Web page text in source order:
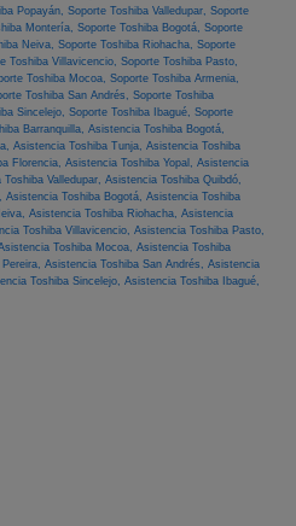
Popayán, Soporte Toshiba Valledupar, Soporte
Montería, Soporte Toshiba Bogotá, Soporte
Neiva, Soporte Toshiba Riohacha, Soporte
Toshiba Villavicencio, Soporte Toshiba Pasto,
Toshiba Mocoa, Soporte Toshiba Armenia,
Toshiba San Andrés, Soporte Toshiba
Sincelejo, Soporte Toshiba Ibagué, Soporte
Barranquilla, Asistencia Toshiba Bogotá,
Asistencia Toshiba Tunja, Asistencia Toshiba
Florencia, Asistencia Toshiba Yopal, Asistencia
Valledupar, Asistencia Toshiba Quibdó,
Asistencia Toshiba Bogotá, Asistencia Toshiba
Asistencia Toshiba Riohacha, Asistencia
Toshiba Villavicencio, Asistencia Toshiba Pasto,
Toshiba Mocoa, Asistencia Toshiba
Asistencia Toshiba San Andrés, Asistencia
Toshiba Sincelejo, Asistencia Toshiba Ibagué,